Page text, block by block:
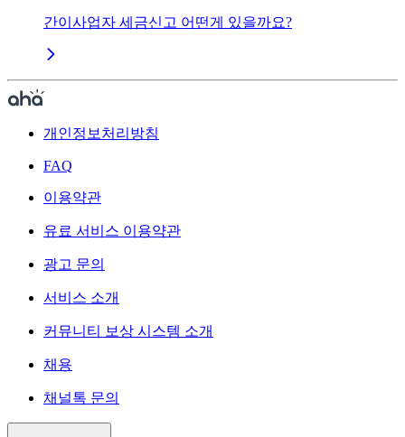
간이사업자 세금신고 어떤게 있을까요?
개인정보처리방침
FAQ
이용약관
유료 서비스 이용약관
광고 문의
서비스 소개
커뮤니티 보상 시스템 소개
채용
채널톡 문의